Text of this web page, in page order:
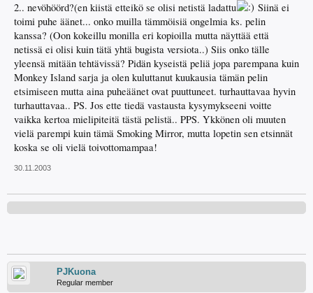
2.. nevöhöörd?(en kiistä etteikö se olisi netistä ladattu
Siinä ei
toimi puhe äänet... onko muilla tämmöisiä ongelmia ks. pelin
kanssa? (Oon kokeillu monilla eri kopioilla mutta näyttää että
netissä ei olisi kuin tätä yhtä bugista versiota..) Siis onko tälle
yleensä mitään tehtävissä? Pidän kyseistä peliä jopa parempana kuin
Monkey Island sarja ja olen kuluttanut kuukausia tämän pelin
etsimiseen mutta aina puheäänet ovat puuttuneet. turhauttavaa hyvin
turhauttavaa.. PS. Jos ette tiedä vastausta kysymykseeni voitte
vaikka kertoa mielipiteitä tästä pelistä.. PPS. Ykkönen oli muuten
vielä parempi kuin tämä Smoking Mirror, mutta lopetin sen etsinnät
koska se oli vielä toivottomampaa!
30.11.2003
PJKuona
Regular member